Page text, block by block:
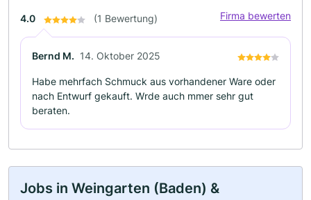
4.0 (1 Bewertung) Firma bewerten
Bernd M. 14. Oktober 2025
Habe mehrfach Schmuck aus vorhandener Ware oder
nach Entwurf gekauft. Wrde auch mmer sehr gut
beraten.
Jobs in Weingarten (Baden) &